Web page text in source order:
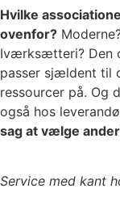
Hvilke
ovenfor?
Iværksætteri? Den
passer sjældent til
ressourcer på. Og
også hos
sag at vælge
Service med kant